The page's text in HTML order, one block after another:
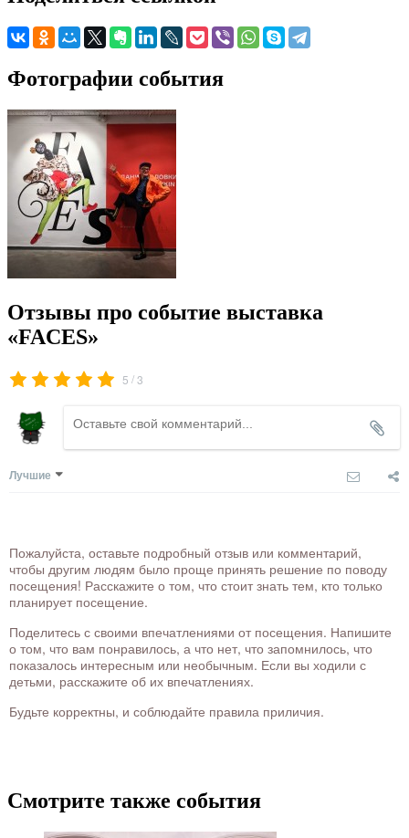
Фотографии события
Отзывы про событие выставка
«FACES»
5 /3
Лучшие
Пожалуйста, оставьте подробный отзыв или комментарий,
чтобы другим людям было проще принять решение по поводу
посещения! Расскажите о том, что стоит знать тем, кто только
планирует посещение.
Поделитесь с своими впечатлениями от посещения. Напишите
о том, что вам понравилось, а что нет, что запомнилось, что
показалось интересным или необычным. Если вы ходили с
детьми, расскажите об их впечатлениях.
Будьте корректны, и соблюдайте правила приличия.
Смотрите также события